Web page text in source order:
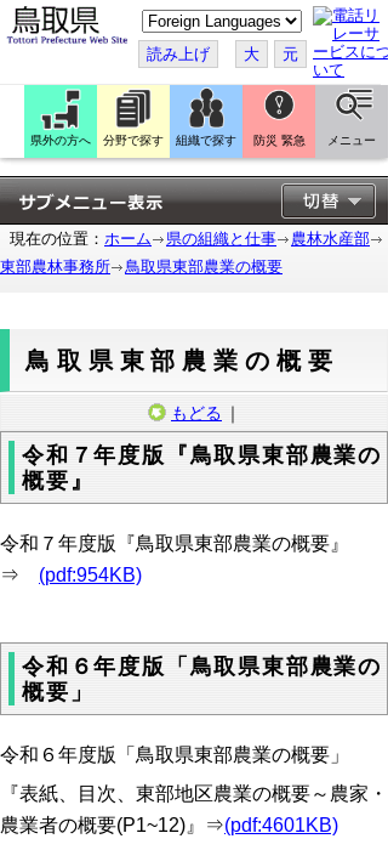
こ
の
ペ
ー
ジ
翻
訳
す
る
読み上げ 大 元
県外の方へ 分野で探す 組織で探す 防災 緊急 メニュー
現在の位置： ホーム 県の組織と仕事
農林水産部
東部農林事務所
鳥取県東部農業の概要
鳥取県東部農業の概要
もどる ｜
令和７年度版『鳥取県東部農業の
概要』
令和７年度版『鳥取県東部農業の概要』
⇒ (pdf:954KB)
令和６年度版「鳥取県東部農業の
概要」
令和６年度版「鳥取県東部農業の概要」
『表紙、目次、東部地区農業の概要～農家・
農業者の概要(P1~12)』⇒(pdf:4601KB)